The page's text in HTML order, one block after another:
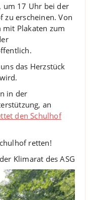
um 17 Uhr bei der
zu erscheinen. Von
Plakaten zum
das Herzstück
in der
an
den Schulhof
retten!
Klimarat des ASG